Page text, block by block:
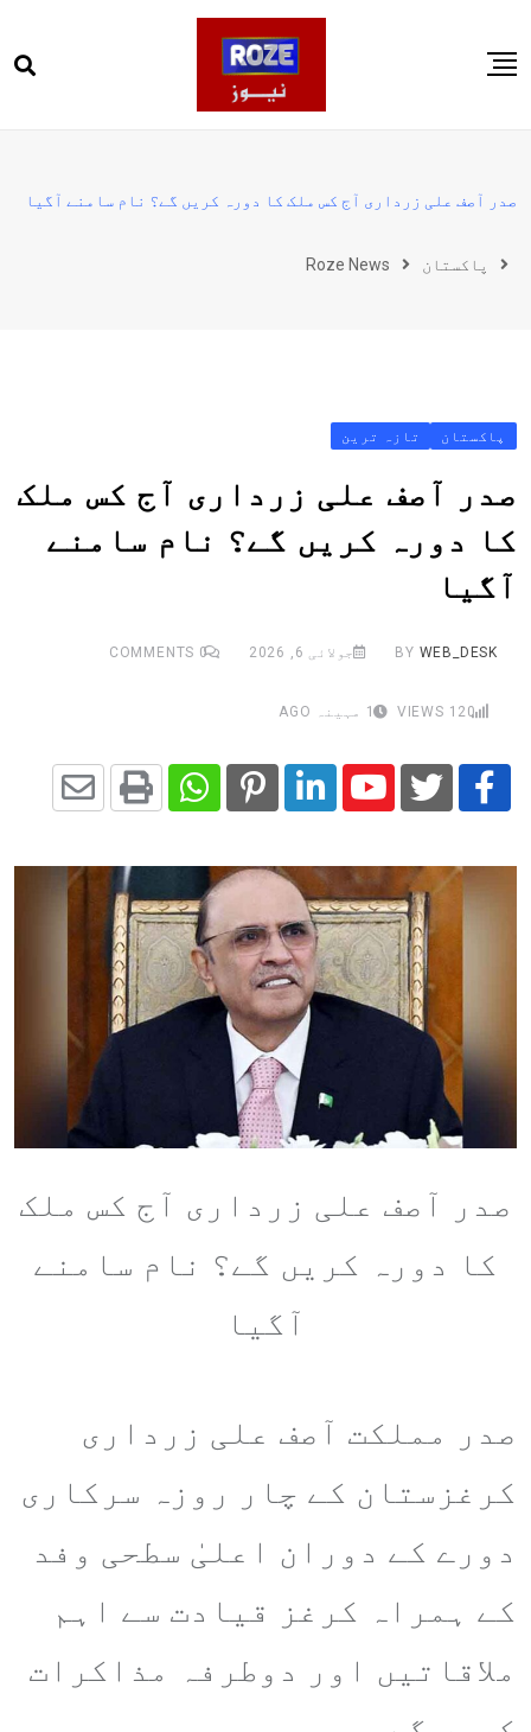
to
پاکستان
کھیل
صدر آصف علی زرداری آج کس ملک کا دورہ کریں گے؟ نام سامنے آگیا
پاکستان Roze News
پاکستان تازہ ترین
صدر آصف علی زرداری آج کس ملک
کا دورہ کریں گے؟ نام سامنے
آگیا
BY WEB_DESK جولائی 6, 2026 0
120 1 مہینہ AGO
Youtube
LinkedIn
Pinterest
Whatsapp
Print
via
Email
صدر آصف علی زرداری آج کس ملک
کا دورہ کریں گے؟ نام سامنے
آگیا
صدر مملکت آصف علی زرداری
کرغزستان کے چار روزہ سرکاری
دورے کے دوران اعلیٰ سطحی وفد
کے ہمراہ کرغز قیادت سے اہم
ملاقاتیں اور دوطرفہ مذاکرات